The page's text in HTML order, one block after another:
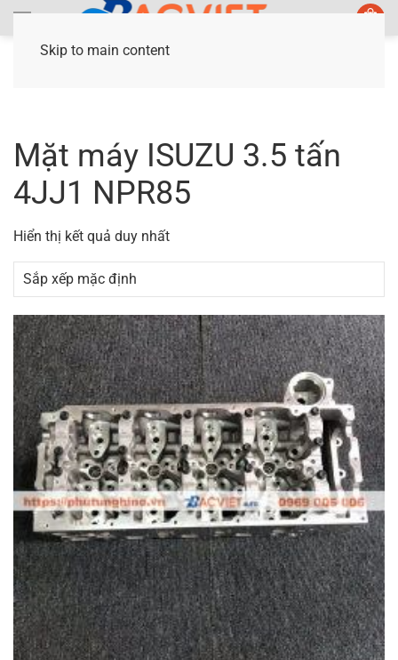
Skip to main content
Mặt máy ISUZU 3.5 tấn
4JJ1 NPR85
Hiển thị kết quả duy nhất